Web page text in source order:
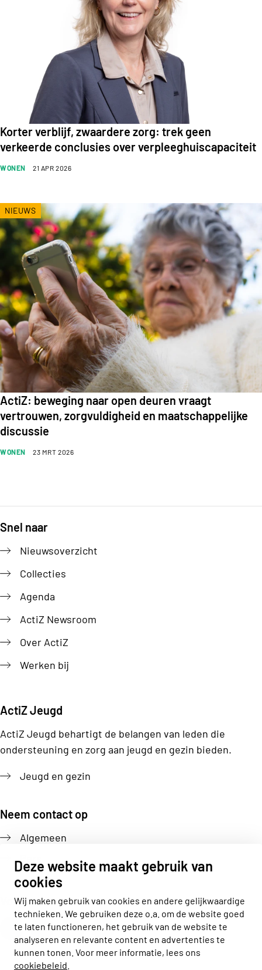
Deze website maakt gebruik van
cookies
Wij maken gebruik van cookies en andere gelijkwaardige
technieken. We gebruiken deze o.a. om de website goed
te laten functioneren, het gebruik van de website te
analyseren en relevante content en advertenties te
kunnen tonen. Voor meer informatie, lees ons
cookiebeleid
WONEN 21 APR 2026
Korter verblijf, zwaardere zorg: trek geen
verkeerde conclusies over verpleeghuiscapaciteit
WONEN 23 MRT 2026
ActiZ: beweging naar open deuren vraagt
vertrouwen, zorgvuldigheid en maatschappelijke
discussie
NIEUWS
Snel naar
Nieuwsoverzicht
Collecties
Agenda
ActiZ Newsroom
Over ActiZ
Werken bij
ActiZ Jeugd
ActiZ Jeugd behartigt de belangen van leden die
ondersteuning en zorg aan jeugd en gezin bieden.
Jeugd en gezin
Neem contact op
Algemeen
Pers
Volg ons
Actiz linkedin
Actiz instagram
Actiz youtube
Actiz facebook